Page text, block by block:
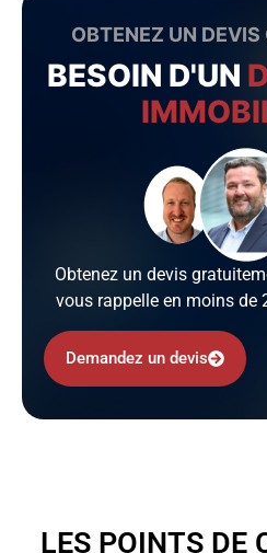
OBTENEZ UN
BESOIN D'UN
Obtenez un devis
vous rappelle en moins de
Demandez un devis
LES POINTS DE